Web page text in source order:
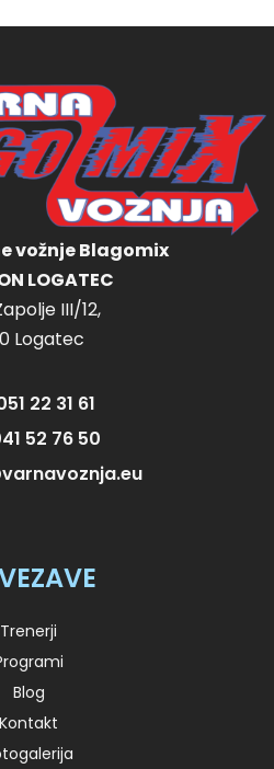
vožnje Blagomix
LOGATEC
III/12,
Logatec
22 31 61
52 76 50
Trenerji
Blog
Kontakt